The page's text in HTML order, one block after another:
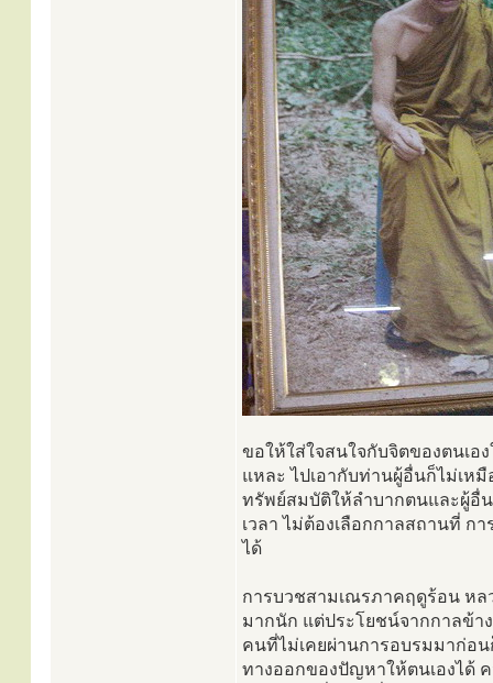
ขอให้ใส่ใจสนใจกับจิตของตนเ
แหละ ไปเอากับท่านผู้อื่นก็ไม่เห
ทรัพย์สมบัติให้ลำบากตนและผู้อื่น
เวลา ไม่ต้องเลือกกาลสถานที่
ได้
การบวชสามเณรภาคฤดูร้อน หล
มากนัก แต่ประโยชน์จากกาลข้
คนที่ไม่เคยผ่านการอบรมมาก่อ
ทางออกของปัญหาให้ตนเองได้